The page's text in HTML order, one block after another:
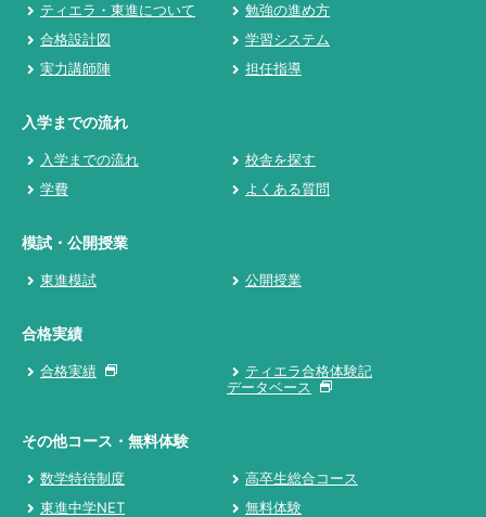
ティエラ・東進について
勉強の進め方
合格設計図
学習システム
実力講師陣
担任指導
入学までの流れ
入学までの流れ
校舎を探す
学費
よくある質問
模試・公開授業
東進模試 公開授業
合格実績
合格実績
ティエラ合格体験記
データベース
その他コース・無料体験
数学特待制度
高卒生総合コース
東進中学NET
無料体験